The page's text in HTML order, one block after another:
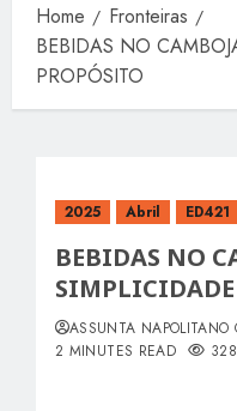
Home
Fronteiras
BEBIDAS NO
PROPÓSITO
2025 Abril ED421
BEBIDAS NO
ASSUNTA NAPOLITANO
2 MINUTES READ
328